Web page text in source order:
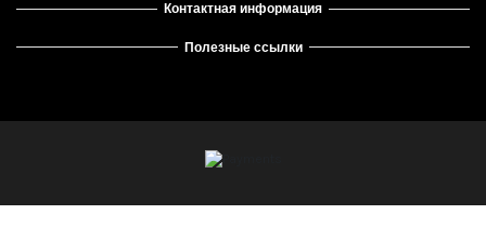
Контактная информация
Полезные ссылки